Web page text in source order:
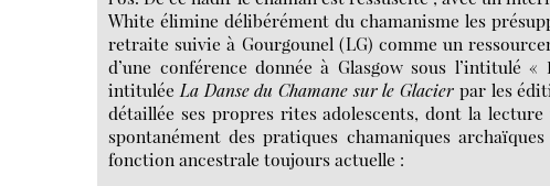
White élimine délibérément du chamanisme les
retraite suivie à Gourgounel (LG) comme un
d’une conférence donnée à Glasgow sous l’intitulé
intituléeLa Danse du Chamane sur le Glacier par les
détaillée ses propres rites adolescents, dont la
spontanément des pratiques chamaniques
fonction ancestrale toujours actuelle :